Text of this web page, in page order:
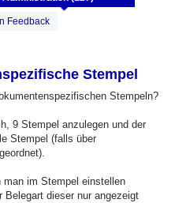
Feedback
Stempel
Stempeln?
9 Stempel anzulegen und der
Stempel (falls über
man im Stempel einstellen
Belegart dieser nur angezeigt